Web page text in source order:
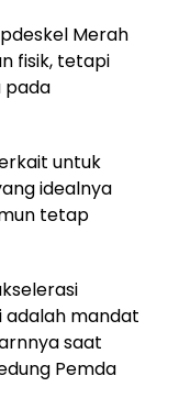
Merah
fisik, tetapi
pada
untuk
idealnya
tetap
adalah mandat
saat
Pemda